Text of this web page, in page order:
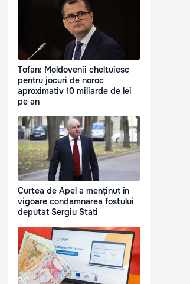
Tofan: Moldovenii cheltuiesc
pentru jocuri de noroc
aproximativ 10 miliarde de lei
pe an
Curtea de Apel a menținut în
vigoare condamnarea fostului
deputat Sergiu Stati